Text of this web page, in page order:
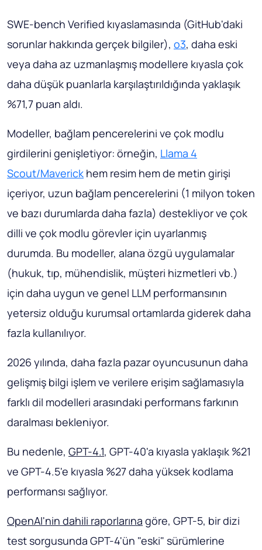
SWE-bench Verified kıyaslamasında (GitHub'daki
sorunlar hakkında gerçek bilgiler), o3, daha eski
veya daha az uzmanlaşmış modellere kıyasla çok
daha düşük puanlarla karşılaştırıldığında yaklaşık
%71,7 puan aldı.
Modeller, bağlam pencerelerini ve çok modlu
girdilerini genişletiyor: örneğin, Llama 4
Scout/Maverick hem resim hem de metin girişi
içeriyor, uzun bağlam pencerelerini (1 milyon token
ve bazı durumlarda daha fazla) destekliyor ve çok
dilli ve çok modlu görevler için uyarlanmış
durumda. Bu modeller, alana özgü uygulamalar
(hukuk, tıp, mühendislik, müşteri hizmetleri vb.)
için daha uygun ve genel LLM performansının
yetersiz olduğu kurumsal ortamlarda giderek daha
fazla kullanılıyor.
2026 yılında, daha fazla pazar oyuncusunun daha
gelişmiş bilgi işlem ve verilere erişim sağlamasıyla
farklı dil modelleri arasındaki performans farkının
daralması bekleniyor.
Bu nedenle, GPT-4.1, GPT-40'a kıyasla yaklaşık %21
ve GPT-4.5'e kıyasla %27 daha yüksek kodlama
performansı sağlıyor.
OpenAI'nin dahili raporlarına göre, GPT-5, bir dizi
test sorgusunda GPT-4'ün "eski" sürümlerine